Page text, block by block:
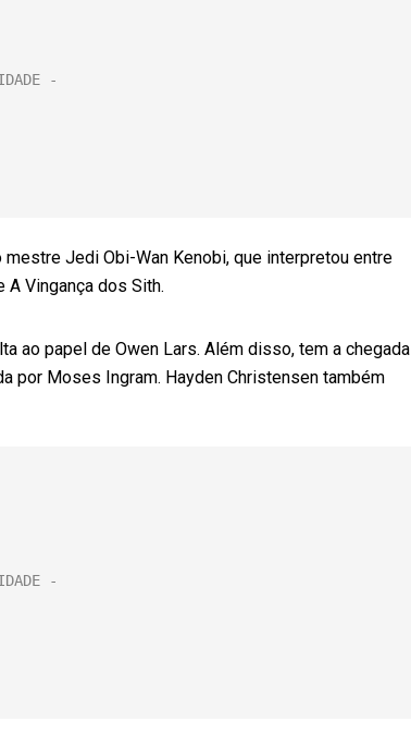
Jedi Obi-Wan Kenobi, que interpretou entre
A Vingança dos Sith.
ao papel de Owen Lars. Além disso, tem a chegada
por Moses Ingram. Hayden Christensen também